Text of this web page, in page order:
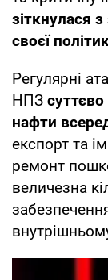
зіткнулася
своєї
Регулярні
НПЗ
нафти
експорт та
ремонт
величезна